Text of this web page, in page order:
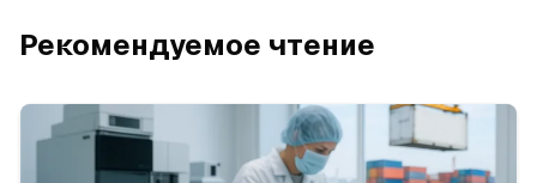
Рекомендуемое чтение